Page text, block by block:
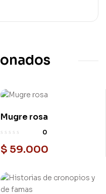
Mugre rosa
0
$ 59.000